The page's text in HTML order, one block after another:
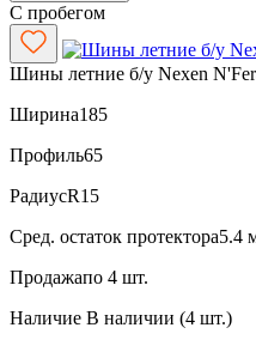
С пробегом
Шины летние б/у Nexen
Ширина185
Профиль65
РадиусR15
Сред. остаток протектора5.4
Продажапо 4 шт.
Наличие В наличии (4 шт.)